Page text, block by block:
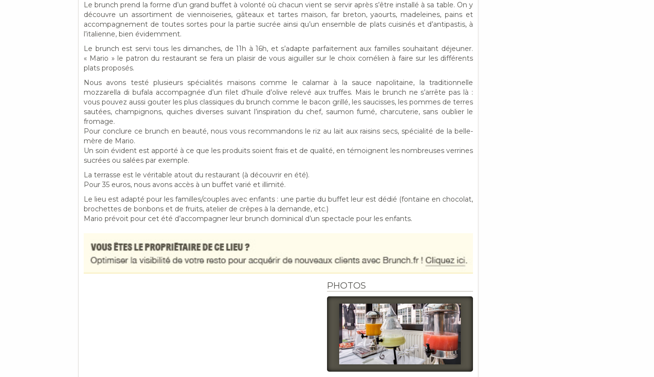
Le brunch prend la forme d’un grand buffet à volonté où chacun vient se servir après s’être installé à sa table. On y
découvre un assortiment de viennoiseries, gâteaux et tartes maison, far breton, yaourts, madeleines, pains et
accompagnement de toutes sortes pour la partie sucrée ainsi qu’un ensemble de plats cuisinés et d’antipastis, à
l’italienne, bien évidemment.
Le brunch est servi tous les dimanches, de 11h à 16h, et s’adapte parfaitement aux familles souhaitant déjeuner.
« Mario » le patron du restaurant se fera un plaisir de vous aiguiller sur le choix cornélien à faire sur les différents
plats proposés.
Nous avons testé plusieurs spécialités maisons comme le calamar à la sauce napolitaine, la traditionnelle
mozzarella di bufala accompagnée d’un filet d’huile d’olive relevé aux truffes. Mais le brunch ne s’arrête pas là :
vous pouvez aussi gouter les plus classiques du brunch comme le bacon grillé, les saucisses, les pommes de terres
sautées, champignons, quiches diverses suivant l’inspiration du chef, saumon fumé, charcuterie, sans oublier le
fromage.
Pour conclure ce brunch en beauté, nous vous recommandons le riz au lait aux raisins secs, spécialité de la belle-
mère de Mario.
Un soin évident est apporté à ce que les produits soient frais et de qualité, en témoignent les nombreuses verrines
sucrées ou salées par exemple.
La terrasse est le véritable atout du restaurant (à découvrir en été).
Pour 35 euros, nous avons accès à un buffet varié et illimité.
Le lieu est adapté pour les familles/couples avec enfants : une partie du buffet leur est dédié (fontaine en chocolat,
brochettes de bonbons et de fruits, atelier de crêpes à la demande, etc.)
Mario prévoit pour cet été d’accompagner leur brunch dominical d’un spectacle pour les enfants.
PHOTOS